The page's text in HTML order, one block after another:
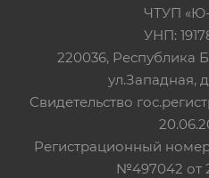
ЧТУП
УНП:
220036, Республика
ул.Западная,
Свидетельство
Регистрационный
№497042 от